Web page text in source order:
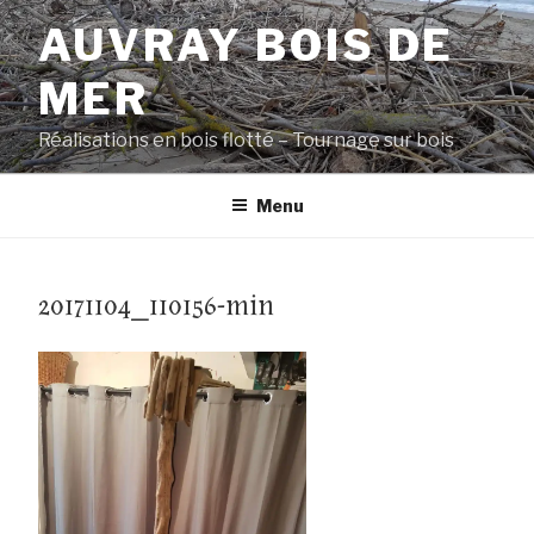
Aller
au
contenu
principal
AUVRAY BOIS DE
MER
Réalisations en bois flotté – Tournage sur bois
Menu
20171104_110156-min